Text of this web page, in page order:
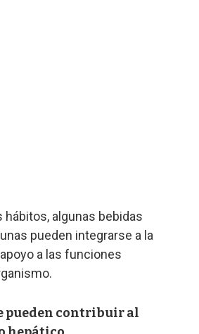
hábitos, algunas bebidas
pueden integrarse a la
a las funciones
pueden contribuir al